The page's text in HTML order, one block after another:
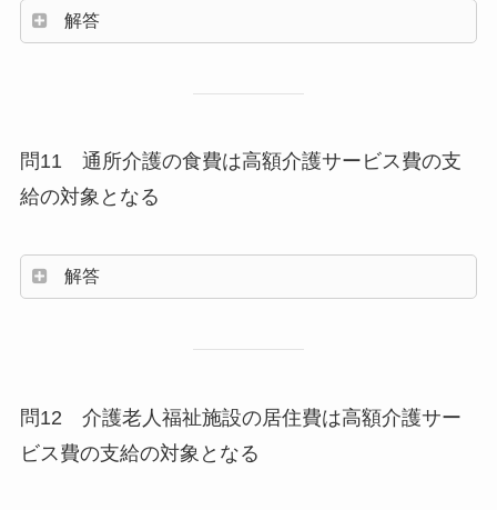
解答
問11 通所介護の食費は高額介護サービス費の支
給の対象となる
解答
問12 介護老人福祉施設の居住費は高額介護サー
ビス費の支給の対象となる